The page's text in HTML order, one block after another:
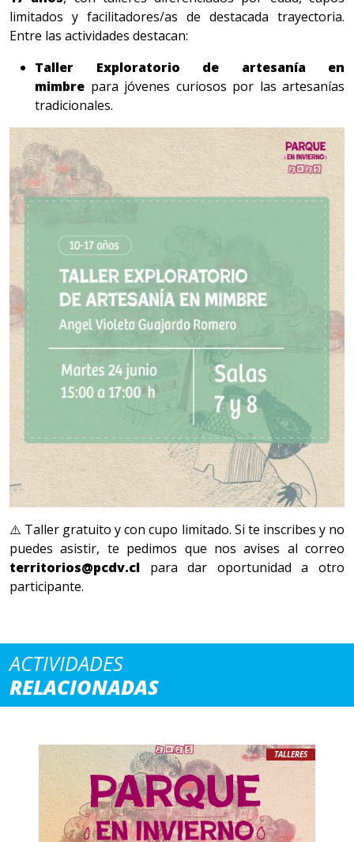
limitados y facilitadores/as de destacada trayectoria.
Entre las actividades destacan:
Taller Exploratorio de artesanía en
mimbre para jóvenes curiosos por las artesanías
tradicionales.
⚠️ Taller gratuito y con cupo limitado. Si te inscribes y no
puedes asistir, te pedimos que nos avises al correo
territorios@pcdv.cl para dar oportunidad a otro
participante.
ACTIVIDADES
RELACIONADAS
TALLERES